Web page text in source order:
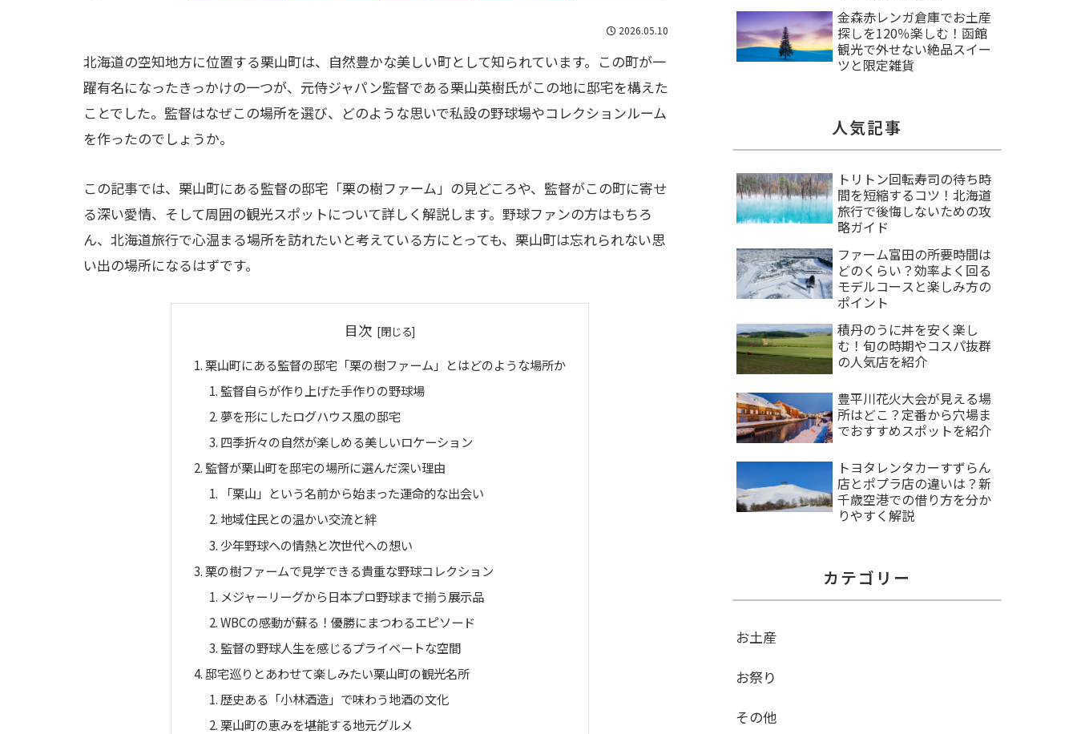
2026.05.10
北海道の空知地方に位置する栗山町は、自然豊かな美しい町として知られています。この町が一
躍有名になったきっかけの一つが、元侍ジャパン監督である栗山英樹氏がこの地に邸宅を構えた
ことでした。監督はなぜこの場所を選び、どのような思いで私設の野球場やコレクションルーム
を作ったのでしょうか。
この記事では、栗山町にある監督の邸宅「栗の樹ファーム」の見どころや、監督がこの町に寄せ
る深い愛情、そして周囲の観光スポットについて詳しく解説します。野球ファンの方はもちろ
ん、北海道旅行で心温まる場所を訪れたいと考えている方にとっても、栗山町は忘れられない思
い出の場所になるはずです。
目次
栗山町にある監督の邸宅「栗の樹ファーム」とはどのような場所か
監督自らが作り上げた手作りの野球場
夢を形にしたログハウス風の邸宅
四季折々の自然が楽しめる美しいロケーション
監督が栗山町を邸宅の場所に選んだ深い理由
「栗山」という名前から始まった運命的な出会い
地域住民との温かい交流と絆
少年野球への情熱と次世代への想い
栗の樹ファームで見学できる貴重な野球コレクション
メジャーリーグから日本プロ野球まで揃う展示品
WBCの感動が蘇る！優勝にまつわるエピソード
監督の野球人生を感じるプライベートな空間
邸宅巡りとあわせて楽しみたい栗山町の観光名所
歴史ある「小林酒造」で味わう地酒の文化
栗山町の恵みを堪能する地元グルメ
金森赤レンガ倉庫でお土産
探しを120％楽しむ！函館
観光で外せない絶品スイー
ツと限定雑貨
人気記事
トリトン回転寿司の待ち時
間を短縮するコツ！北海道
旅行で後悔しないための攻
略ガイド
ファーム富田の所要時間は
どのくらい？効率よく回る
モデルコースと楽しみ方の
ポイント
積丹のうに丼を安く楽し
む！旬の時期やコスパ抜群
の人気店を紹介
豊平川花火大会が見える場
所はどこ？定番から穴場ま
でおすすめスポットを紹介
トヨタレンタカーすずらん
店とポプラ店の違いは？新
千歳空港での借り方を分か
りやすく解説
カテゴリー
お土産
お祭り
その他